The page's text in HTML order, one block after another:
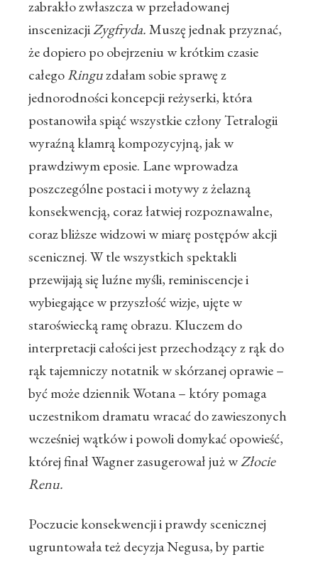
zabrakło zwłaszcza w przeładowanej
inscenizacjiZygfryda.Muszę jednak przyznać,
że dopiero po obejrzeniu w krótkim czasie
całegoRinguzdałam sobie sprawę z
jednorodności koncepcji reżyserki, która
postanowiła spiąć wszystkie człony Tetralogii
wyraźną klamrą kompozycyjną, jak w
prawdziwym eposie. Lane wprowadza
poszczególne postaci i motywy z żelazną
konsekwencją, coraz łatwiej rozpoznawalne,
coraz bliższe widzowi w miarę postępów akcji
scenicznej. W tle wszystkich spektakli
przewijają się luźne myśli, reminiscencje i
wybiegające w przyszłość wizje, ujęte w
staroświecką ramę obrazu. Kluczem do
interpretacji całości jest przechodzący z rąk do
rąk tajemniczy notatnik w skórzanej oprawie –
być może dziennik Wotana – który pomaga
uczestnikom dramatu wracać do zawieszonych
wcześniej wątków i powoli domykać opowieść,
której finał Wagner zasugerował już wZłocie
Renu.
Poczucie konsekwencji i prawdy scenicznej
ugruntowała też decyzja Negusa, by partie